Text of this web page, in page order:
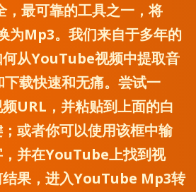
，最可靠的工具之一，将
为Mp3。我们来自于多年的
从YouTube视频中提取音
载快速和无痛。尝试一
URL，并粘贴到上面的白
或者你可以使用该框中输
，并在YouTube上找到视
结果，进入YouTube Mp3转